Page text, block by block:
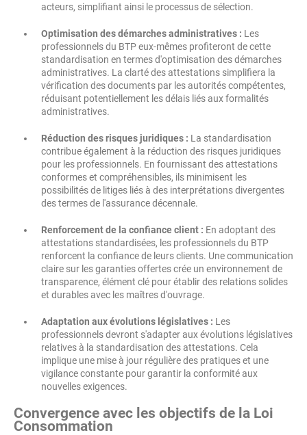
acteurs, simplifiant ainsi le processus de sélection.
Optimisation des démarches administratives : Les
professionnels du BTP eux-mêmes profiteront de cette
standardisation en termes d'optimisation des démarches
administratives. La clarté des attestations simplifiera la
vérification des documents par les autorités compétentes,
réduisant potentiellement les délais liés aux formalités
administratives.
Réduction des risques juridiques : La standardisation
contribue également à la réduction des risques juridiques
pour les professionnels. En fournissant des attestations
conformes et compréhensibles, ils minimisent les
possibilités de litiges liés à des interprétations divergentes
des termes de l'assurance décennale.
Renforcement de la confiance client : En adoptant des
attestations standardisées, les professionnels du BTP
renforcent la confiance de leurs clients. Une communication
claire sur les garanties offertes crée un environnement de
transparence, élément clé pour établir des relations solides
et durables avec les maîtres d'ouvrage.
Adaptation aux évolutions législatives : Les
professionnels devront s'adapter aux évolutions législatives
relatives à la standardisation des attestations. Cela
implique une mise à jour régulière des pratiques et une
vigilance constante pour garantir la conformité aux
nouvelles exigences.
Convergence avec les objectifs de la Loi
Consommation